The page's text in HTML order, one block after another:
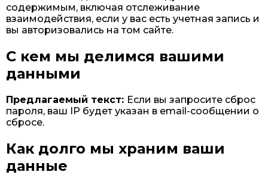
содержимым, включая отслеживание
взаимодействия, если у вас есть учетная запись и
вы авторизовались на том сайте.
С кем мы делимся вашими
данными
Предлагаемый текст: Если вы запросите сброс
пароля, ваш IP будет указан в email-сообщении о
сбросе.
Как долго мы храним ваши
данные